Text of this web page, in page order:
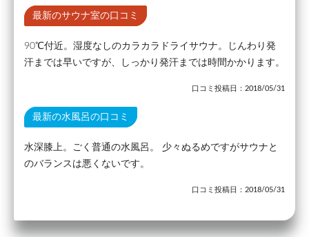
最新のサウナ室の口コミ
90℃付近。湿度なしのカラカラドライサウナ。じんわり発
汗までは早いですが、しっかり発汗までは時間かかります。
口コミ投稿日：2018/05/31
最新の水風呂の口コミ
水深膝上。ごく普通の水風呂。 少々ぬるめですがサウナと
のバランスは悪くないです。
口コミ投稿日：2018/05/31